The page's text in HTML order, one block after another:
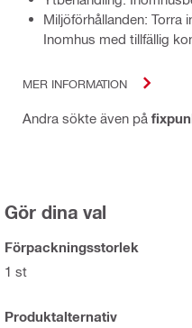
Miljöförhållanden: Torra
Inomhus med tillfällig
MER INFORMATION
Andra sökte även på
Gör dina val
Förpackningsstorlek
1 st
Produktalternativ